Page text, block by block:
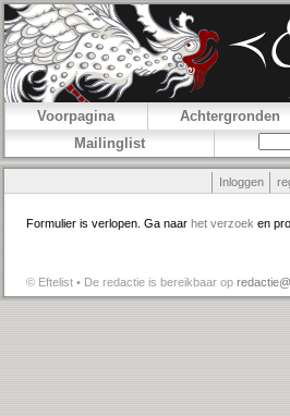
Voorpagina Achtergronden
Mailinglist
Inloggen
Formulier is verlopen. Ga naar het verzoek en
© Eftelist • De redactie is bereikbaar op